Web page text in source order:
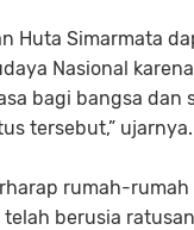
Huta Simarmata
Nasional
bagi bangsa dan
tersebut,” ujarnya.
rumah-
berusia